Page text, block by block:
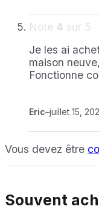
Note 4 sur 5
Eric–juillet 15,
Je les ai
maison
Fonctionne
Vous devez être
Souvent